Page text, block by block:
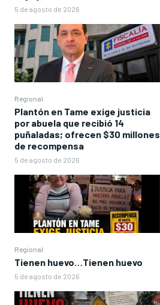
5 de agosto de 2026
Regional
Plantón en Tame exige justicia
por abuela que recibió 14
puñaladas; ofrecen $30 millones
de recompensa
5 de agosto de 2026
Regional
Tienen huevo…Tienen huevo
5 de agosto de 2026